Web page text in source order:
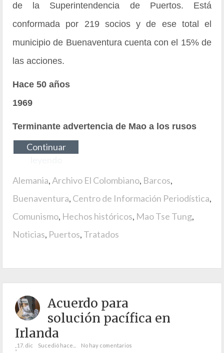
de la Superintendencia de Puertos. Está
conformada por 219 socios y de ese total el
municipio de Buenaventura cuenta con el 15% de
las acciones.
Hace 50 años
1969
Terminante advertencia de Mao a los rusos
Continuar
Alemania,Archivo El Colombiano, Barcos,
Buenaventura, Centro de Información Periodística,
Comunismo, Hechos históricos, Mao Tse Tung,
Noticias, Puertos, Tratados
Acuerdo para
solución pacífica en
Irlanda
;17. dic Sucedió hace... No hay comentarios